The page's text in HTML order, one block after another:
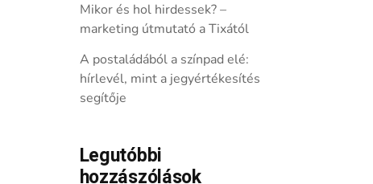
Mikor és hol hirdessek? –
marketing útmutató a Tixától
A postaládából a színpad elé:
hírlevél, mint a jegyértékesítés
segítője
Legutóbbi
hozzászólások